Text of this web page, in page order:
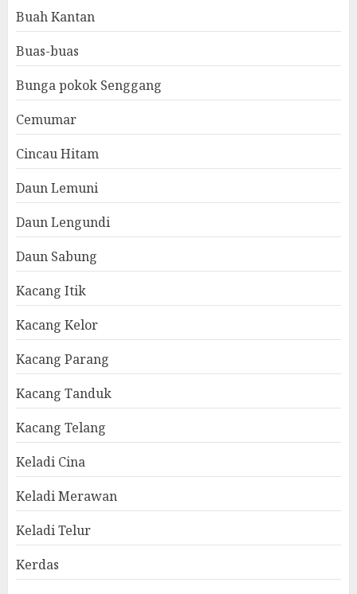
Buah Kantan
Buas-buas
Bunga pokok Senggang
Cemumar
Cincau Hitam
Daun Lemuni
Daun Lengundi
Daun Sabung
Kacang Itik
Kacang Kelor
Kacang Parang
Kacang Tanduk
Kacang Telang
Keladi Cina
Keladi Merawan
Keladi Telur
Kerdas